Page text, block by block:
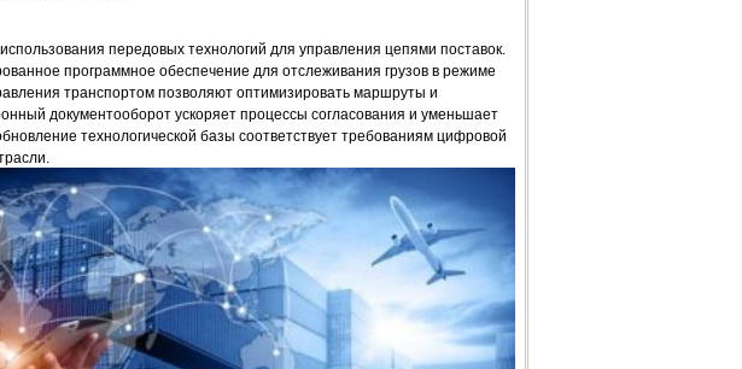
передовых технологий для управления цепями поставок.
программное обеспечение для отслеживания грузов в режиме
транспортом позволяют оптимизировать маршруты и
документооборот ускоряет процессы согласования и уменьшает
технологической базы соответствует требованиям цифровой